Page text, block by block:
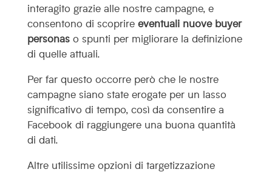
interagito grazie alle nostre campagne, e
consentono di scoprire eventuali nuove buyer
personaso spunti per migliorare la definizione
di quelle attuali.
Per far questo occorre però che le nostre
campagne siano state erogate per un lasso
significativo di tempo, così da consentire a
Facebook di raggiungere una buona quantità
di dati.
Altre utilissime opzioni di targetizzazione